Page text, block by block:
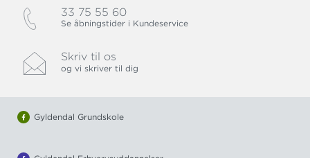
33 75 55 60
Se åbningstider i Kundeservice
Skriv til os
og vi skriver til dig
Gyldendal Grundskole